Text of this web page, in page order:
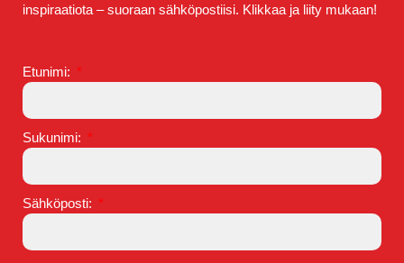
inspiraatiota – suoraan sähköpostiisi. Klikkaa ja liity mukaan!
Etunimi:
Sukunimi:
Sähköposti: